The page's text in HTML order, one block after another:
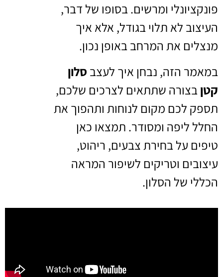
פונקציונלי ומרשים. בסופו של דבר,
העיצוב לא תלוי בגודל, אלא איך
מנצלים את המרחב באופן נכון.
במאמר הזה, נבחן איך לעצב סלון
קטןבצורה שתתאים לצרכים שלכם,
תספק לכם מקום לנוחות ותהפוך את
החלל ליפה ומסודר. תמצאו כאן
טיפים על בחירת צבעים, ריהוט,
עיצובים וטריקים לשיפור המראה
הכללי של הסלון.